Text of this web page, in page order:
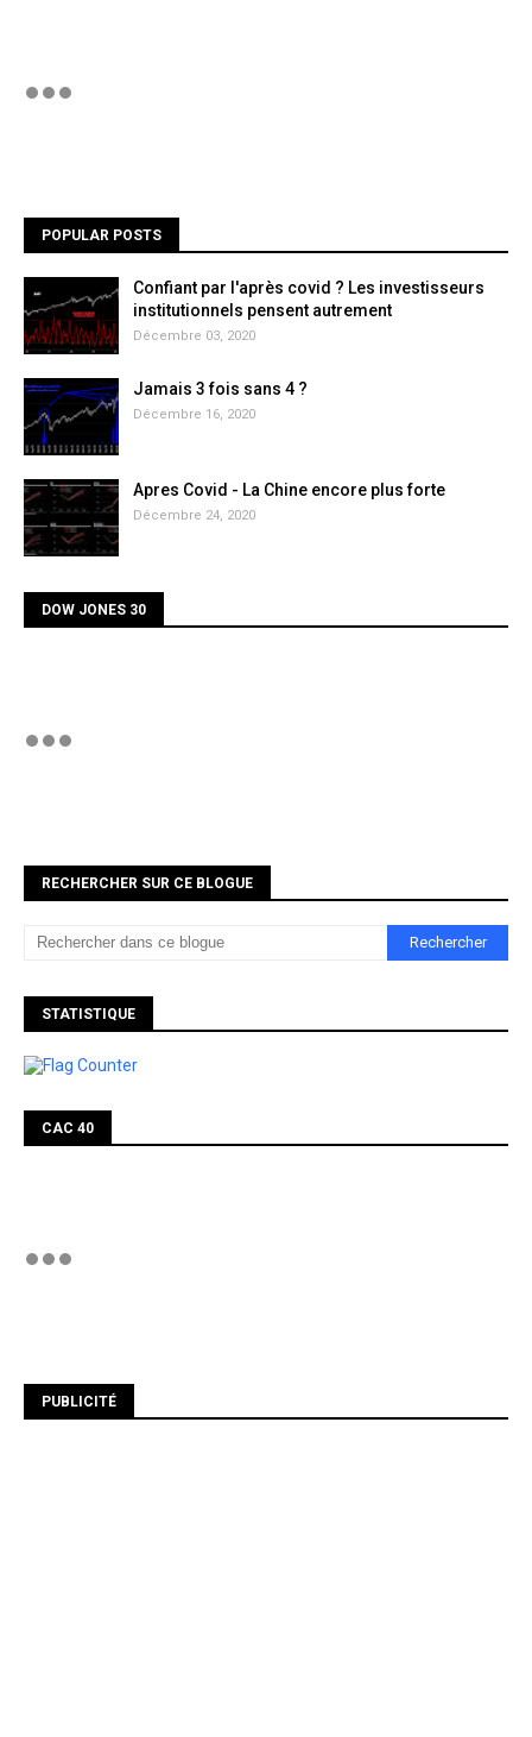
POPULAR POSTS
Confiant par l'après covid ? Les investisseurs
institutionnels pensent autrement
Décembre 03, 2020
Jamais 3 fois sans 4 ?
Décembre 16, 2020
Apres Covid - La Chine encore plus forte
Décembre 24, 2020
DOW JONES 30
RECHERCHER SUR CE BLOGUE
STATISTIQUE
CAC 40
PUBLICITÉ